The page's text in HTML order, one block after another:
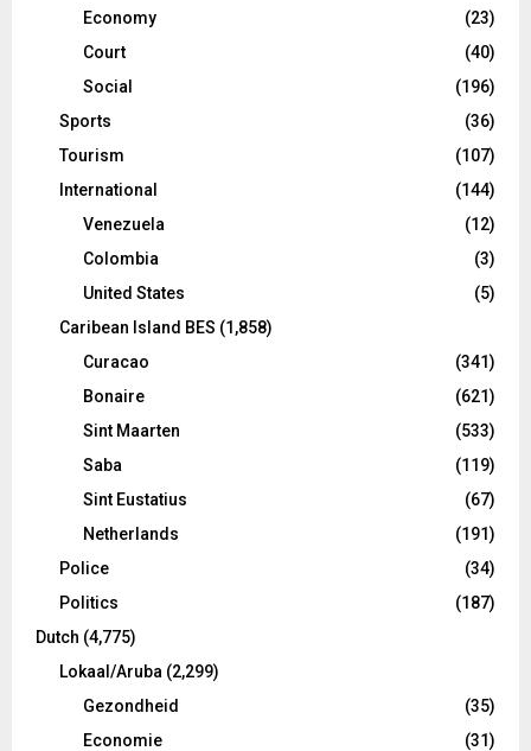
Economy
(23)
Court
(40)
Social
(196)
Sports
(36)
Tourism
(107)
International
(144)
Venezuela
(12)
Colombia
(3)
United States
(5)
Caribean Island BES (1,858)
Curacao
(341)
Bonaire
(621)
Sint Maarten
(533)
Saba
(119)
Sint Eustatius
(67)
Netherlands
(191)
Police
(34)
Politics
(187)
Dutch (4,775)
Lokaal/Aruba (2,299)
Gezondheid
(35)
Economie
(31)